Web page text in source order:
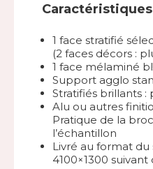
1 face stratifié
(2 faces décors :
1 face mélaminé
Support agglo
Stratifiés brillants :
Alu ou autres
Pratique de la
l’échantillon
Livré au format du
4100×1300 suivant